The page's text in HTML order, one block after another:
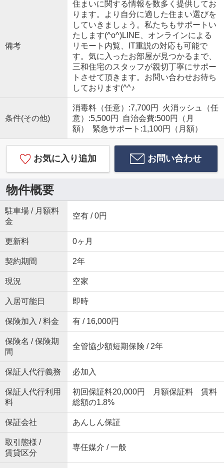
備考
住まいに関する情報を数多く提供してお
ります。より自分に適した住まい選びを
していきましょう。私たちもサポートい
たします(^o^)LINE、オンラインによる
リモート内覧、IT重説の対応も可能で
す。気に入ったお部屋が見つかるまで、
三和住宅のスタッフが親切丁寧にサポー
トさせて頂きます。お問い合わせお待ち
しております(^^♪
条件(その他)
消毒料（任意）:7,700円 火消ッシュ（任
意）:5,500円 自治会費:500円（月
額） 緊急サポート:1,100円（月額）
お気に入り追加 お問い合わせ
物件概要
駐車場 / 月額料
金
空有 / 0円
更新料 0ヶ月
契約期間 2年
現況 空家
入居可能日 即時
保険加入 / 料金 有 / 16,000円
保険名 / 保険期
間
全管協少額短期保険 / 2年
保証人代行義務 必加入
保証人代行利用
料
初回保証料20,000円 月額保証料 賃料
総額の1.8%
保証会社 あんしん保証
取引態様 /
賃貸区分
専任媒介 / 一般